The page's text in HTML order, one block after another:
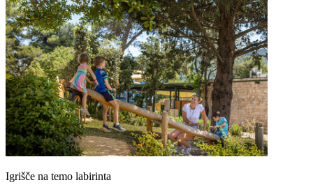
Igrišče na temo labirinta